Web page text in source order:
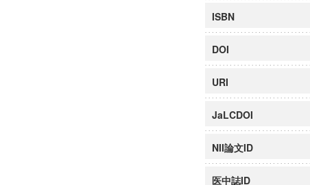
ISBN
DOI
URI
JaLCDOI
NII論文ID
医中誌ID